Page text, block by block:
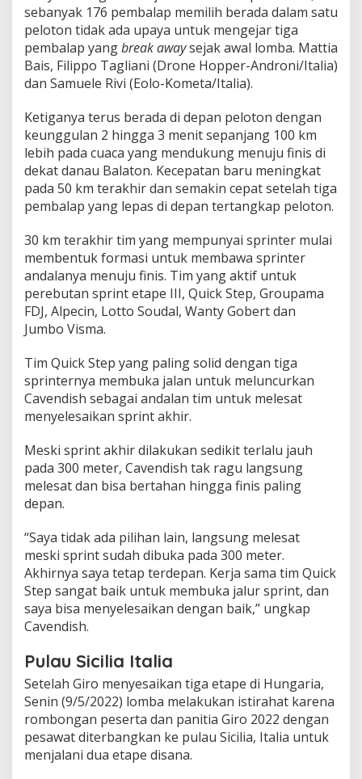
sebanyak 176 pembalap memilih berada dalam satu
peloton tidak ada upaya untuk mengejar tiga
pembalap yangbreak awaysejak awal lomba. Mattia
Bais, Filippo Tagliani (Drone Hopper-Androni/Italia)
dan Samuele Rivi (Eolo-Kometa/Italia).
Ketiganya terus berada di depan peloton dengan
keunggulan 2 hingga 3 menit sepanjang 100 km
lebih pada cuaca yang mendukung menuju finis di
dekat danau Balaton. Kecepatan baru meningkat
pada 50 km terakhir dan semakin cepat setelah tiga
pembalap yang lepas di depan tertangkap peloton.
30 km terakhir tim yang mempunyai sprinter mulai
membentuk formasi untuk membawa sprinter
andalanya menuju finis. Tim yang aktif untuk
perebutan sprint etape III, Quick Step, Groupama
FDJ, Alpecin, Lotto Soudal, Wanty Gobert dan
Jumbo Visma.
Tim Quick Step yang paling solid dengan tiga
sprinternya membuka jalan untuk meluncurkan
Cavendish sebagai andalan tim untuk melesat
menyelesaikan sprint akhir.
Meski sprint akhir dilakukan sedikit terlalu jauh
pada 300 meter, Cavendish tak ragu langsung
melesat dan bisa bertahan hingga finis paling
depan.
“Saya tidak ada pilihan lain, langsung melesat
meski sprint sudah dibuka pada 300 meter.
Akhirnya saya tetap terdepan. Kerja sama tim Quick
Step sangat baik untuk membuka jalur sprint, dan
saya bisa menyelesaikan dengan baik,” ungkap
Cavendish.
Pulau Sicilia Italia
Setelah Giro menyesaikan tiga etape di Hungaria,
Senin (9/5/2022) lomba melakukan istirahat karena
rombongan peserta dan panitia Giro 2022 dengan
pesawat diterbangkan ke pulau Sicilia, Italia untuk
menjalani dua etape disana.